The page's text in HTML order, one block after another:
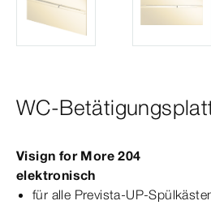
WC-
Visign for More 204
elek­tronisch
für alle Prevista-UP-​